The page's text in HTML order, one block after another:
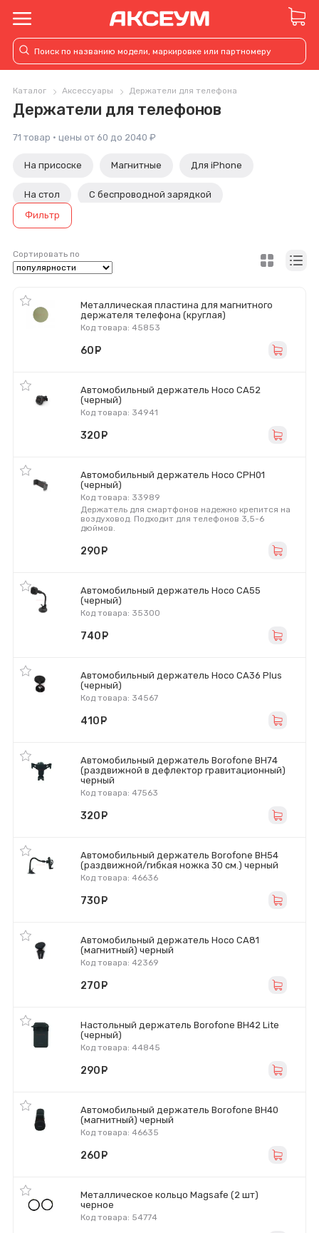
Каталог Аксессуары Держатели для телефона
Держатели для телефонов
71 товар · цены от 60 до 2040 ₽
На присоске Магнитные Для iPhone
На стол
С беспроводной зарядкой
Фильтр
Сортировать по
Металлическая пластина для магнитного
держателя телефона (круглая)
Код товара: 45853
60
Автомобильный держатель Hoco CA52
(черный)
Код товара: 34941
320
Автомобильный держатель Hoco CPH01
(черный)
Код товара: 33989
Держатель для смартфонов надежно крепится на
воздуховод. Подходит для телефонов 3,5-6
дюймов.
290
Автомобильный держатель Hoco CA55
(черный)
Код товара: 35300
740
Автомобильный держатель Hoco CA36 Plus
(черный)
Код товара: 34567
410
Автомобильный держатель Borofone BH74
(раздвижной в дефлектор гравитационный)
черный
Код товара: 47563
320
Автомобильный держатель Borofone BH54
(раздвижной/гибкая ножка 30 cм.) черный
Код товара: 46636
730
Автомобильный держатель Hoco CA81
(магнитный) черный
Код товара: 42369
270
Настольный держатель Borofone BH42 Lite
(черный)
Код товара: 44845
290
Автомобильный держатель Borofone BH40
(магнитный) черный
Код товара: 46635
260
Металлическое кольцо Magsafe (2 шт)
черное
Код товара: 54774